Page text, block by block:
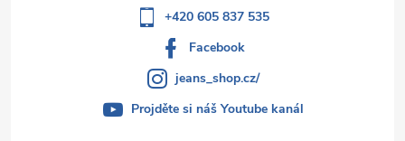
+420 605 837 535
Facebook
jeans_shop.cz/
Projděte si náš Youtube kanál